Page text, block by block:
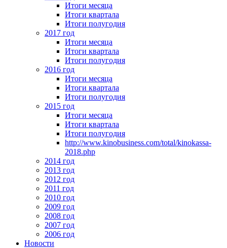
Итоги месяца
Итоги квартала
Итоги полугодия
2017 год
Итоги месяца
Итоги квартала
Итоги полугодия
2016 год
Итоги месяца
Итоги квартала
Итоги полугодия
2015 год
Итоги месяца
Итоги квартала
Итоги полугодия
http://www.kinobusiness.com/total/kinokassa-
2018.php
2014 год
2013 год
2012 год
2011 год
2010 год
2009 год
2008 год
2007 год
2006 год
Новости